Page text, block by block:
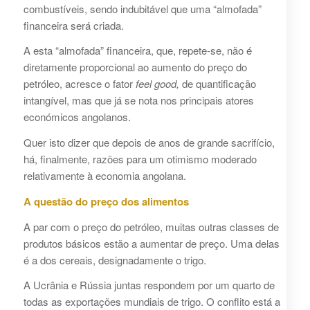
combustíveis, sendo indubitável que uma “almofada”
financeira será criada.
A esta “almofada” financeira, que, repete-se, não é
diretamente proporcional ao aumento do preço do
petróleo, acresce o fatorfeel good, de quantificação
intangível, mas que já se nota nos principais atores
económicos angolanos.
Quer isto dizer que depois de anos de grande sacrifício,
há, finalmente, razões para um otimismo moderado
relativamente à economia angolana.
A questão do preço dos alimentos
A par com o preço do petróleo, muitas outras classes de
produtos básicos estão a aumentar de preço. Uma delas
é a dos cereais, designadamente o trigo.
A Ucrânia e Rússia juntas respondem por um quarto de
todas as exportações mundiais de trigo. O conflito está a